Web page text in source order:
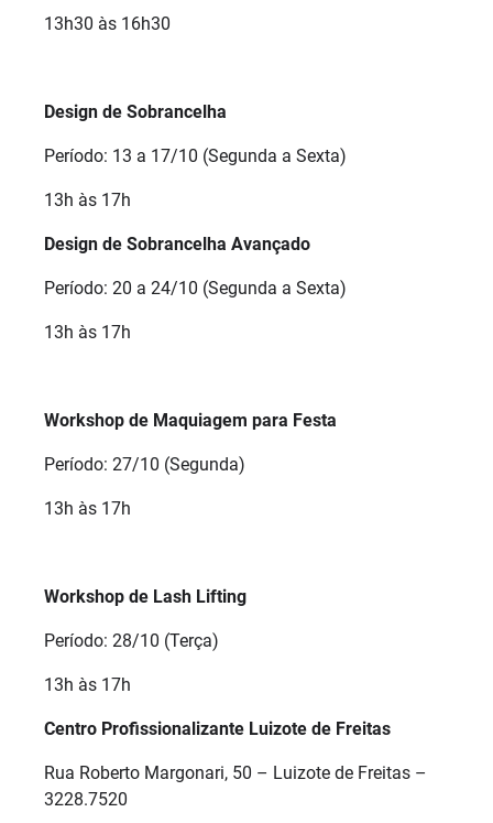
13h30 às 16h30
Design de Sobrancelha
Período: 13 a 17/10 (Segunda a Sexta)
13h às 17h
Design de Sobrancelha Avançado
Período: 20 a 24/10 (Segunda a Sexta)
13h às 17h
Workshop de Maquiagem para Festa
Período: 27/10 (Segunda)
13h às 17h
Workshop de Lash Lifting
Período: 28/10 (Terça)
13h às 17h
Centro Profissionalizante Luizote de Freitas
Rua Roberto Margonari, 50 – Luizote de Freitas –
3228.7520